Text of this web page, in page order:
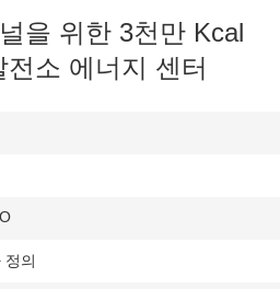
을 위한 3천만 Kcal
소 에너지 센터
정의